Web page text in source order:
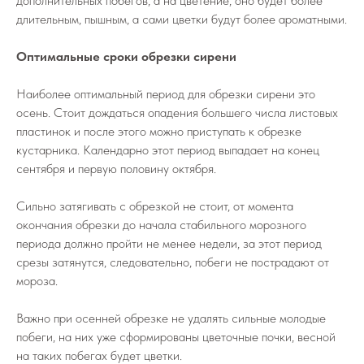
длительным, пышным, а сами цветки будут более ароматными.
Оптимальные сроки обрезки сирени
Наиболее оптимальный период для обрезки сирени это
осень. Стоит дождаться опадения большего числа листовых
пластинок и после этого можно приступать к обрезке
кустарника. Календарно этот период выпадает на конец
сентября и первую половину октября.
Сильно затягивать с обрезкой не стоит, от момента
окончания обрезки до начала стабильного морозного
периода должно пройти не менее недели, за этот период
срезы затянутся, следовательно, побеги не пострадают от
мороза.
Важно при осенней обрезке не удалять сильные молодые
побеги, на них уже сформированы цветочные почки, весной
на таких побегах будет цветки.